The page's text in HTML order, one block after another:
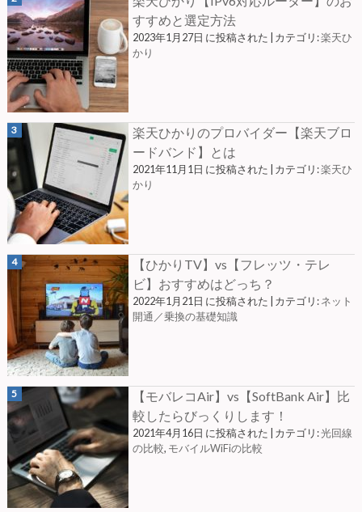
すすめと選定方法
2023年1月27日 に投稿された カテゴリ:楽天ひ
かり
楽天ひかりのプロバイダー【楽天ブロ
ードバンド】とは
2021年11月1日 に投稿された カテゴリ:楽天ひ
かり
【ひかりTV】vs【フレッツ・テレ
ビ】おすすめはどっち？
2022年1月21日 に投稿された カテゴリ:ネット
開通／乗換の基礎知識
【モバレコAir】vs【SoftBank Air】比
較したらびっくりします！
2021年4月16日 に投稿された カテゴリ:光回線
の比較, モバイルWiFiの比較